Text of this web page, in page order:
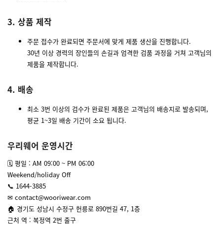
3. 상품 제작
주문 접수가 완료되면 주문서에 맞게 제품 생산을 진행합니다.
30년 이상 경력의 장인들의 손길과 엄격한 검품 과정을 거쳐 고객님의
제품을 제작합니다.
4. 배송
최소 3번 이상의 검수가 완료된 제품은 고객님의 배송지로 발송되며,
평균 1~3일 배송 기간이 소요 됩니다.
우리웨어 운영시간
🗓 평일 : AM 09:00 ~ PM 06:00
Weekend/holiday Off
📞 1644-3885
✉ contact@wooriwear.com
🏠 경기도 성남시 수정구 헌릉로 890번길 47, 1층
근처 역 : 복정역 2번 출구